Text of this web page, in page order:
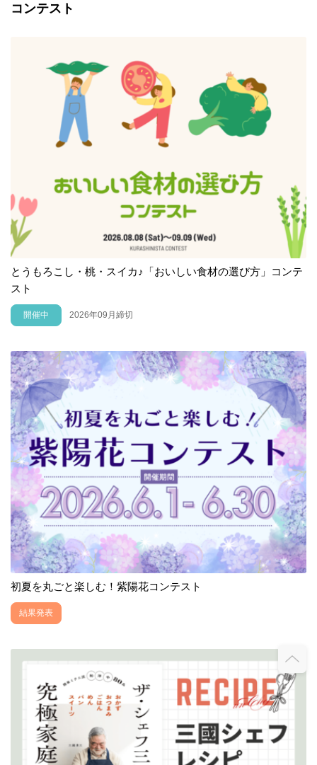
コンテスト
とうもろこし・桃・スイカ♪「おいしい食材の選び方」コンテ
スト
開催中 2026年09月締切
初夏を丸ごと楽しむ！紫陽花コンテスト
結果発表